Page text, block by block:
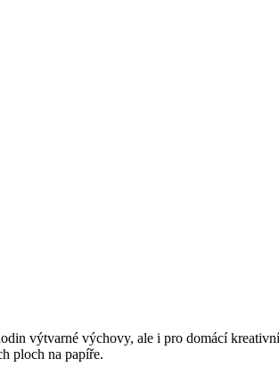
výtvarné výchovy, ale i pro domácí
ploch na papíře.